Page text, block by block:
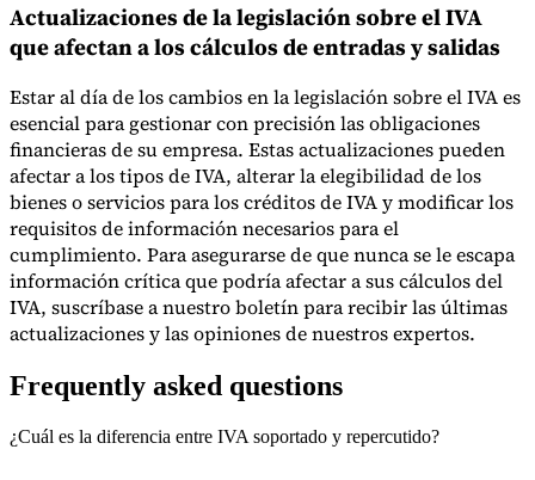
Actualizaciones de la legislación sobre el IVA
que afectan a los cálculos de entradas y salidas
Estar al día de los cambios en la legislación sobre el IVA es
esencial para gestionar con precisión las obligaciones
financieras de su empresa. Estas actualizaciones pueden
afectar a los tipos de IVA, alterar la elegibilidad de los
bienes o servicios para los créditos de IVA y modificar los
requisitos de información necesarios para el
cumplimiento. Para asegurarse de que nunca se le escapa
información crítica que podría afectar a sus cálculos del
IVA, suscríbase a nuestro boletín para recibir las últimas
actualizaciones y las opiniones de nuestros expertos.
Frequently asked questions
¿Cuál es la diferencia entre IVA soportado y repercutido?